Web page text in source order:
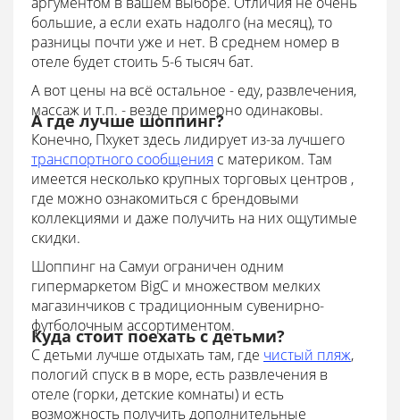
большие, а если ехать надолго (на месяц), то
разницы почти уже и нет. В среднем номер в
отеле будет стоить 5-6 тысяч бат.
А вот цены на всё остальное - еду, развлечения,
массаж и т.п. - везде примерно одинаковы.
А где лучше шоппинг?
Конечно, Пхукет здесь лидирует из-за лучшего
транспортного сообщения с материком. Там
имеется несколько крупных торговых центров ,
где можно ознакомиться с брендовыми
коллекциями и даже получить на них ощутимые
скидки.
Шоппинг на Самуи ограничен одним
гипермаркетом BigC и множеством мелких
магазинчиков с традиционным сувенирно-
футболочным ассортиментом.
Куда стоит поехать с детьми?
С детьми лучше отдыхать там, где чистый пляж,
пологий спуск в в море, есть развлечения в
отеле (горки, детские комнаты) и есть
возможность получить дополнительные